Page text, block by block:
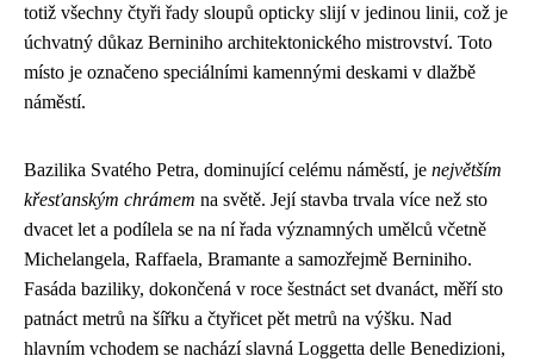
totiž všechny čtyři řady sloupů opticky slijí v jedinou linii, což je
úchvatný důkaz Berniniho architektonického mistrovství. Toto
místo je označeno speciálními kamennými deskami v dlažbě
náměstí.
Bazilika Svatého Petra, dominující celému náměstí, je největším
křesťanským chrámem na světě. Její stavba trvala více než sto
dvacet let a podílela se na ní řada významných umělců včetně
Michelangela, Raffaela, Bramante a samozřejmě Berniniho.
Fasáda baziliky, dokončená v roce šestnáct set dvanáct, měří sto
patnáct metrů na šířku a čtyřicet pět metrů na výšku. Nad
hlavním vchodem se nachází slavná Loggetta delle Benedizioni,